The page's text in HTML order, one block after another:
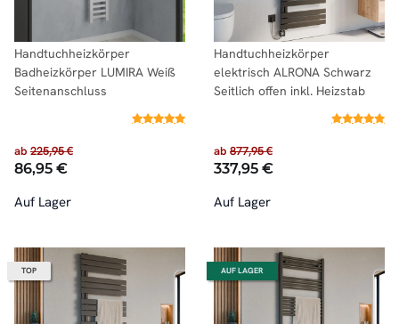
Handtuchheizkörper
Badheizkörper LUMIRA Weiß
Seitenanschluss
ab 225,95 €
86,95 €
Auf Lager
Handtuchheizkörper
elektrisch ALRONA Schwarz
Seitlich offen inkl. Heizstab
ab 877,95 €
337,95 €
Auf Lager
TOP AUF LAGER